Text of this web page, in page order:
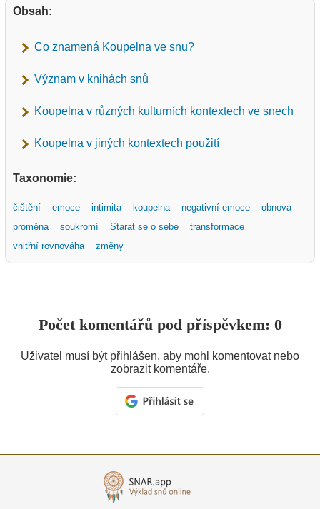
Obsah:
Co znamená Koupelna ve snu?
Význam v knihách snů
Koupelna v různých kulturních kontextech ve snech
Koupelna v jiných kontextech použití
Taxonomie:
čištění emoce intimita koupelna negativní emoce
obnova
proměna
soukromí Starat se o sebe
transformace
vnitřní rovnováha
změny
Počet komentářů pod příspěvkem: 0
Uživatel musí být přihlášen, aby mohl komentovat nebo
zobrazit komentáře.